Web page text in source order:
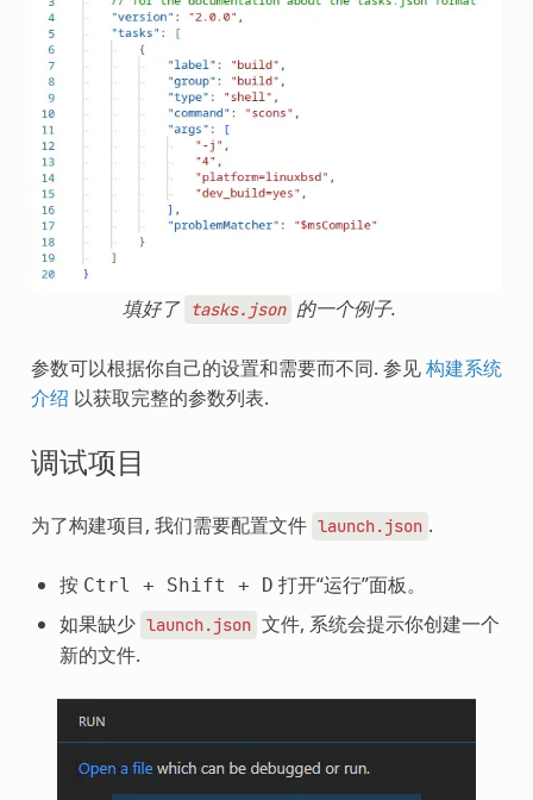
填好了 tasks.json 的一个例子.
参数可以根据你自己的设置和需要而不同. 参见构建系统
介绍 以获取完整的参数列表.
调试项目
为了构建项目, 我们需要配置文件 launch.json .
按 Ctrl + Shift + D 打开“运行”面板。
如果缺少 launch.json 文件, 系统会提示你创建一个
新的文件.